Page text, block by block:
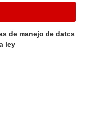
de manejo de datos
ley